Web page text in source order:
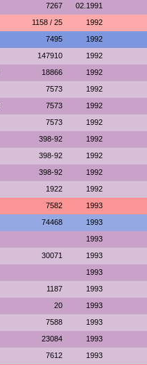
7267 02.1991
1158 / 25 1992
7495 1992
147910 1992
18866 1992
7573 1992
7573 1992
7573 1992
398-92 1992
398-92 1992
398-92 1992
1922 1992
7582 1993
74468 1993
1993
30071 1993
1993
1187 1993
20 1993
7588 1993
23084 1993
7612 1993